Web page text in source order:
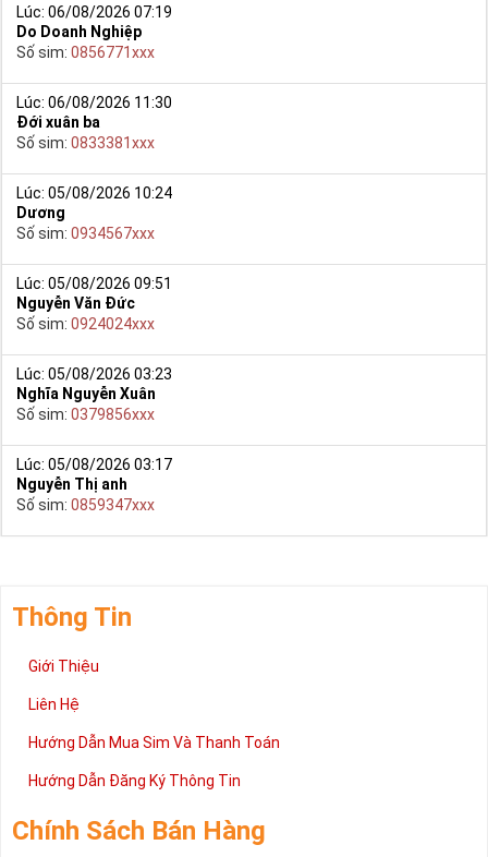
Lúc: 06/08/2026 07:19
Do Doanh Nghiệp
Số sim: 0856771xxx
Lúc: 06/08/2026 11:30
Đới xuân ba
Số sim: 0833381xxx
Lúc: 05/08/2026 10:24
Dương
Số sim: 0934567xxx
Lúc: 05/08/2026 09:51
Nguyễn Văn Đức
Số sim: 0924024xxx
Lúc: 05/08/2026 03:23
Nghĩa Nguyễn Xuân
Số sim: 0379856xxx
Lúc: 05/08/2026 03:17
Nguyễn Thị anh
Số sim: 0859347xxx
Thông Tin
Giới Thiệu
Liên Hệ
Hướng Dẫn Mua Sim Và Thanh Toán
Hướng Dẫn Đăng Ký Thông Tin
Chính Sách Bán Hàng